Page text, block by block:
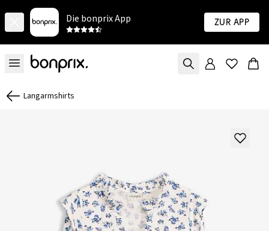
Die bonprix App Zur App
Langarmshirts